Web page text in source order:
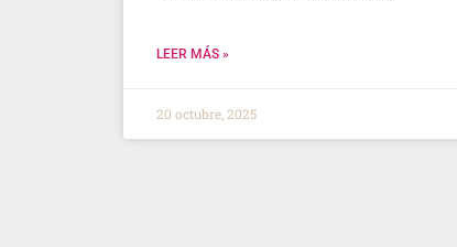
LEER MÁS »
20 octubre, 2025